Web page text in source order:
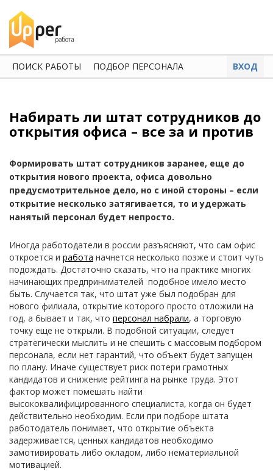
ПОИСК РАБОТЫ ПОДБОР ПЕРСОНАЛА ВХОД
Набирать ли штат сотрудников до
открытия офиса – все за и против
Формировать штат сотрудников заранее, еще до
открытия нового проекта, офиса довольно
предусмотрительное дело, но с иной стороны – если
открытие несколько затягивается, то и удержать
нанятый персонал будет непросто.
Иногда работодатели в россии разъясняют, что сам офис
откроется и работа начнется несколько позже и стоит чуть
подождать. Достаточно сказать, что на практике многих
начинающих предпринимателей подобное имело место
быть. Случается так, что штат уже был подобран для
нового филиала, открытие которого просто отложили на
год, а бывает и так, что персонал набрали, а торговую
точку еще не открыли. В подобной ситуации, следует
стратегически мыслить и не спешить с массовым подбором
персонала, если нет гарантий, что объект будет запущен
по плану. Иначе существует риск потери грамотных
кандидатов и снижение рейтинга на рынке труда. Этот
фактор может помешать найти
высококвалифицированного специалиста, когда он будет
действительно необходим. Если при подборе штата
работодатель понимает, что открытие объекта
задерживается, ценных кандидатов необходимо
замотивировать либо окладом, либо нематериальной
мотивацией.